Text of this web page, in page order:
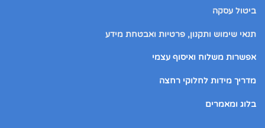
ביטול עסקה
תנאי שימוש ותקנון, פרטיות ואבטחת מידע
אפשרות משלוח ואיסוף עצמי
מדריך מידות לחלוקי רחצה
בלוג ומאמרים